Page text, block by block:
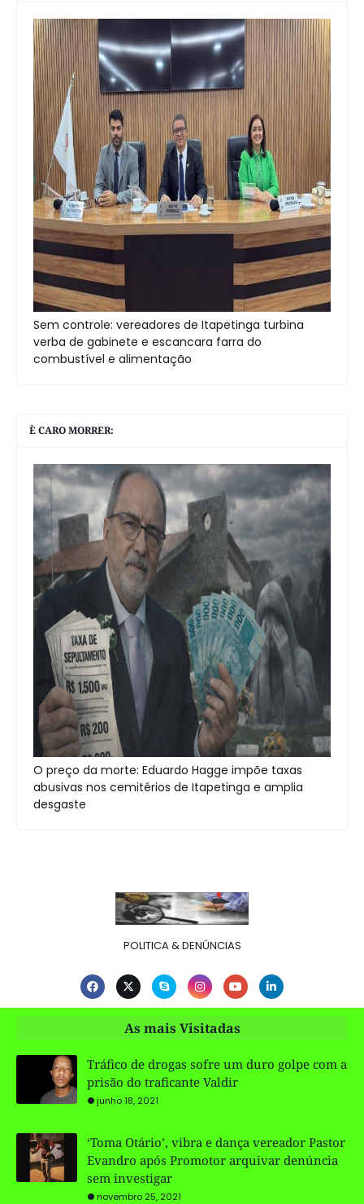
Sem controle: vereadores de Itapetinga turbina
verba de gabinete e escancara farra do
combustível e alimentação
È CARO MORRER:
O preço da morte: Eduardo Hagge impõe taxas
abusivas nos cemitérios de Itapetinga e amplia
desgaste
POLITICA & DENÚNCIAS
As mais Visitadas
Tráfico de drogas sofre um duro golpe com a
prisão do traficante Valdir
junho 18, 2021
‘Toma Otário’, vibra e dança vereador Pastor
Evandro após Promotor arquivar denúncia
sem investigar
novembro 25, 2021